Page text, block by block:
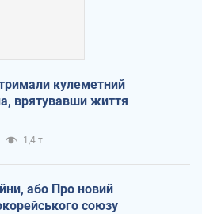
кулеметний
врятувавши життя
1,4 т.
або Про новий
союзу